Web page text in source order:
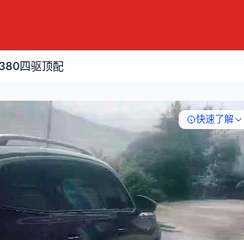
四驱顶配
快速了解